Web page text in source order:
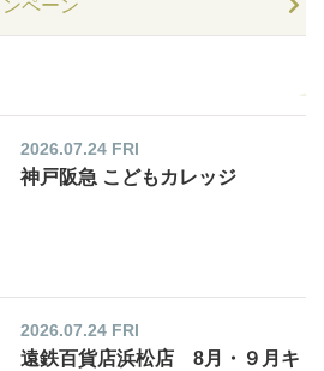
ペーン
2026.07.24 FRI
神戸阪急 こどもカレッジ
2026.07.24 FRI
遠鉄百貨店浜松店 8月・９月キ